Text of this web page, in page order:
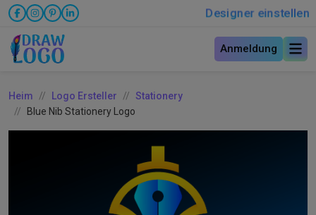
Designer einstellen
Anmeldung
Heim Logo Ersteller
Stationery
Blue Nib Stationery Logo